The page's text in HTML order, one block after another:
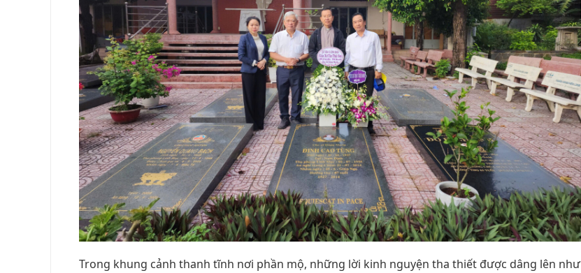
Trong khung cảnh thanh tĩnh nơi phần mộ, những lời kinh nguyện tha thiết được dâng lên như